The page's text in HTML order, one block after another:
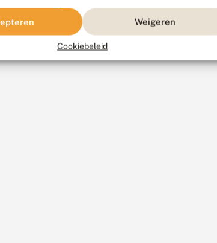
Weigeren
Cookiebeleid